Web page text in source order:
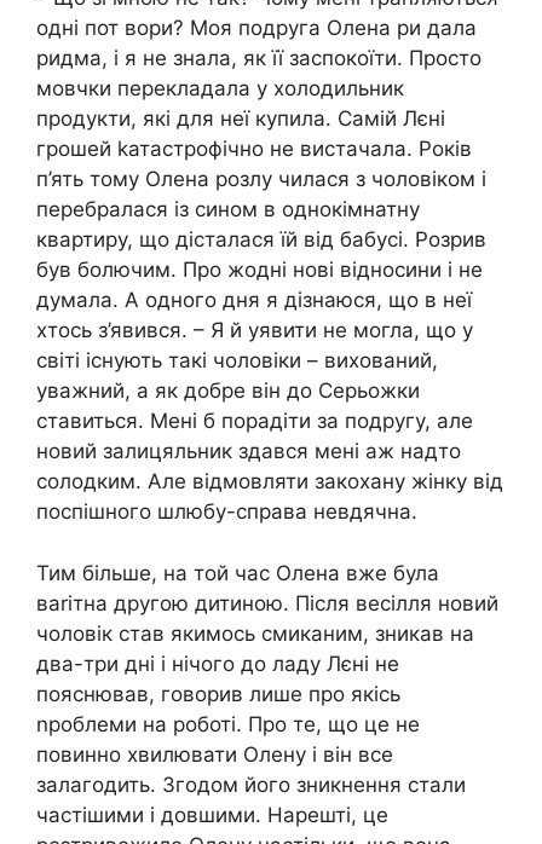
одні пот вори? Моя подруга Олена ри дала
ридма, і я не знала, як її заспокоїти. Просто
мовчки перекладала у холодильник
продукти, які для неї купила. Самій Лєні
грошей kатастрофічно не вистачала. Років
п’ять тому Олена розлу чилася з чоловіком і
перебралася із сином в однокімнатну
квартиру, що дісталася їй від бабусі. Розрив
був болючим. Про жодні нові відносини і не
думала. А одного дня я дізнаюся, що в неї
хтось з’явився. – Я й уявити не могла, що у
світі існують такі чоловіки – вихований,
уважний, а як добре він до Серьожки
ставиться. Мені б порадіти за подругу, але
новий залицяльник здався мені аж надто
солодким. Але відмовляти закохану жінку від
поспішного шлюбу-справа невдячна.
Тим більше, на той час Олена вже була
ваrітна другою дитиною. Після весілля новий
чоловік став якимось смиканим, зникав на
два-три дні і нічого до ладу Лєні не
пояснював, говорив лише про якісь
nроблеми на роботі. Про те, що це не
повинно хвилювати Олену і він все
залагодить. Згодом його зникнення стали
частішими і довшими. Нарешті, це